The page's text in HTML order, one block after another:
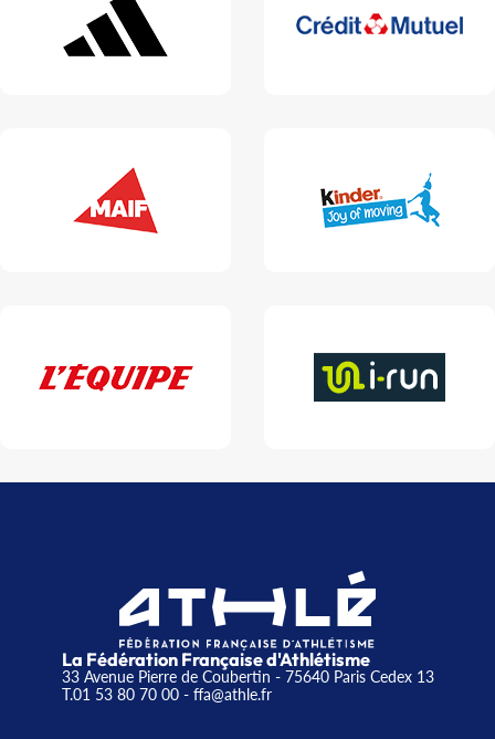
La Fédération Française d'Athlétisme
33 Avenue Pierre de Coubertin - 75640 Paris Cedex 13
T.01 53 80 70 00- ffa@athle.fr